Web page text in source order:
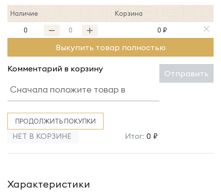
Наличие Корзина
0 0 ₽
Выкупить товар полностью
Комментарий в корзину Отправить
ПРОДОЛЖИТЬ ПОКУПКИ
НЕТ В КОРЗИНЕ Итог: 0 ₽
Характеристики